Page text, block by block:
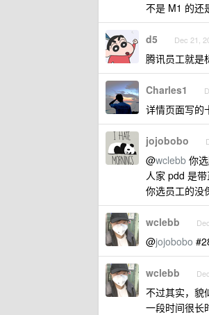
不是 M1 的还
d5 Dec 21,
腾讯员工就是
Charles1
详情页面写的
jojobobo
@wclebb 你
人家 pdd 是
你选员工的没
wclebb
@jojobobo
wclebb
不过其实，貌
一段时间很长